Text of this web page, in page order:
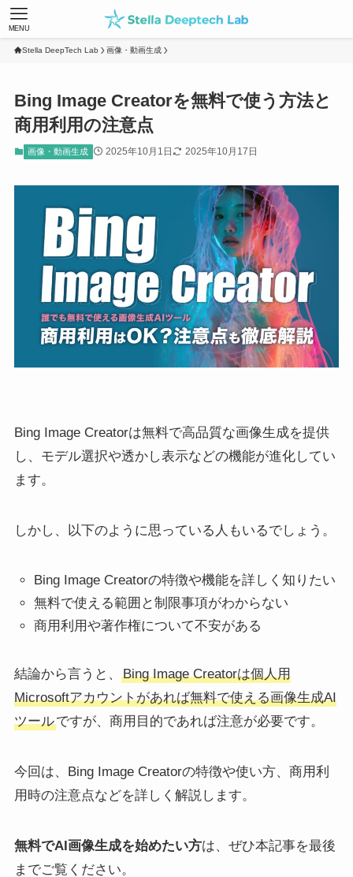
MENU
Stella DeepTech Lab 画像・動画生成
Bing Image Creatorを無料で使う方法と
商用利用の注意点
画像・動画生成 2025年10月1日 2025年10月17日
Bing Image Creatorは無料で高品質な画像生成を提供
し、モデル選択や透かし表示などの機能が進化してい
ます。
しかし、以下のように思っている人もいるでしょう。
Bing Image Creatorの特徴や機能を詳しく知りたい
無料で使える範囲と制限事項がわからない
商用利用や著作権について不安がある
結論から言うと、
Bing Image Creatorは個人用
Microsoftアカウントがあれば無料で使える画像生成AI
ツールですが、商用目的であれば注意が必要です。
今回は、Bing Image Creatorの特徴や使い方、商用利
用時の注意点などを詳しく解説します。
無料でAI画像生成を始めたい方は、ぜひ本記事を最後
までご覧ください。